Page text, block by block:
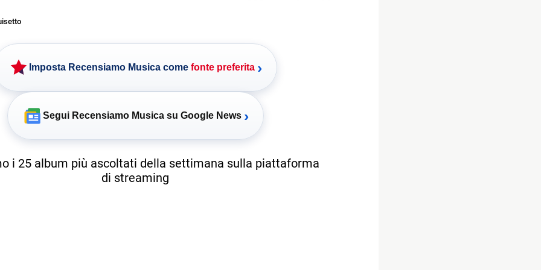
Imposta Recensiamo Musica come fonte preferita ›
Segui Recensiamo Musica su Google News ›
i 25 album più ascoltati della settimana sulla piattaforma
di streaming